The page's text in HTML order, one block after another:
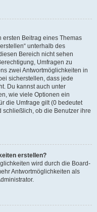
ersten Beitrag eines Themas
unterhalb des
Bereich nicht sehen
Umfragen zu
zwei Antwortmöglichkeiten in
sicherstellen, dass jede
Du kannst auch unter
wie viele Optionen ein
die Umfrage gilt (0 bedeutet
ob die Benutzer ihre
erstellen?
wird durch die Board-
Antwortmöglichkeiten als